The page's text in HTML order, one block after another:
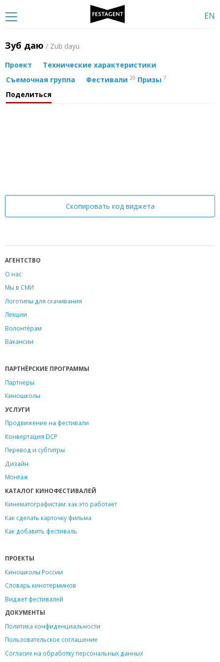
EN
Зуб даю / Zub dayu
Проект
Технические характеристики
Съемочная группа
Фестивали 20 Призы 7
Поделиться
Скопировать код виджета
АГЕНТСТВО
О нас
Мы в СМИ
Логотипы для скачивания
Лекции
Волонтёрам
Вакансии
ПАРТНЁРСКИЕ ПРОГРАММЫ
Партнеры
Киношколы
УСЛУГИ
Продвижение на фестивали
Конвертация DCP
Перевод и субтитры
Дизайн
Монтаж
КАТАЛОГ КИНОФЕСТИВАЛЕЙ
Кинематографистам: как это работает
Как сделать карточку фильма
Как добавить фестиваль
ПРОЕКТЫ
Киношколы России
Словарь кинотерминов
Виджет фестивалей
ДОКУМЕНТЫ
Политика конфиденциальности
Пользовательское соглашение
Согласие на обработку персональных данных